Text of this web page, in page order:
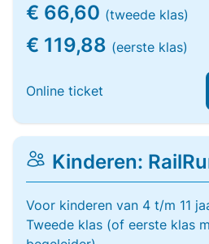
€ 66,60 (tweede klas)
€ 119,88 (eerste klas)
Online ticket
Kinderen:
Voor kinderen van 4 t/m 11
Tweede klas (of eerste klas